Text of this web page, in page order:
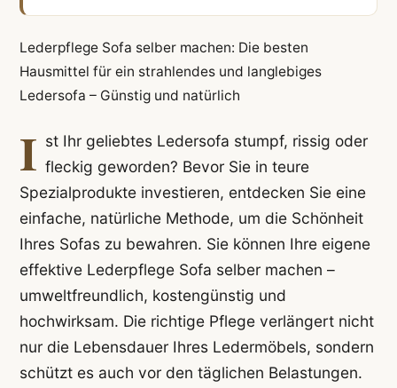
Lederpflege Sofa selber machen: Die besten
Hausmittel für ein strahlendes und langlebiges
Ledersofa – Günstig und natürlich
I st Ihr geliebtes Ledersofa stumpf, rissig oder
fleckig geworden? Bevor Sie in teure
Spezialprodukte investieren, entdecken Sie eine
einfache, natürliche Methode, um die Schönheit
Ihres Sofas zu bewahren. Sie können Ihre eigene
effektive Lederpflege Sofa selber machen –
umweltfreundlich, kostengünstig und
hochwirksam. Die richtige Pflege verlängert nicht
nur die Lebensdauer Ihres Ledermöbels, sondern
schützt es auch vor den täglichen Belastungen.